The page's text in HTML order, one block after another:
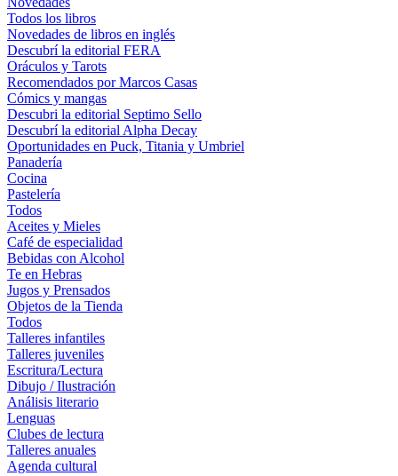
Todos los libros
Novedades de libros en inglés
Descubrí la editorial FERA
Oráculos y Tarots
Recomendados por Marcos Casas
Cómics y mangas
Descubri la editorial Septimo Sello
Descubrí la editorial Alpha Decay
Oportunidades en Puck, Titania y Umbriel
Panadería
Cocina
Pastelería
Todos
Aceites y Mieles
Café de especialidad
Bebidas con Alcohol
Te en Hebras
Jugos y Prensados
Objetos de la Tienda
Todos
Talleres infantiles
Talleres juveniles
Escritura/Lectura
Dibujo / Ilustración
Análisis literario
Lenguas
Clubes de lectura
Talleres anuales
Agenda cultural